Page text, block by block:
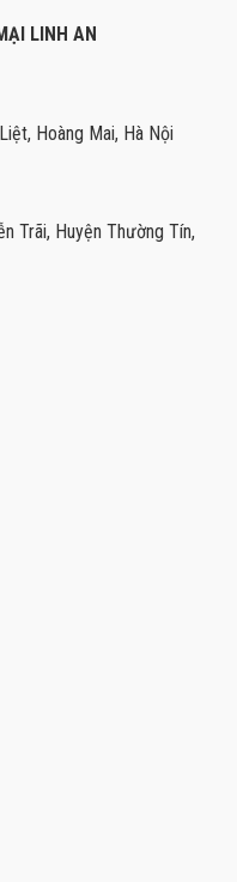
LINH AN
Hoàng Mai, Hà Nội
Trãi, Huyện Thường Tín,